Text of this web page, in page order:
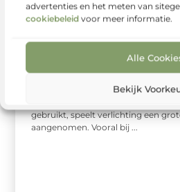
advertenties en het meten van
cookiebeleid voor meer informatie.
Alle
Bekijk
Vervoer En Transport
Waarom
essentieel is
moderne
gebruikt, speelt verlichting een
aangenomen. Vooral bij ...